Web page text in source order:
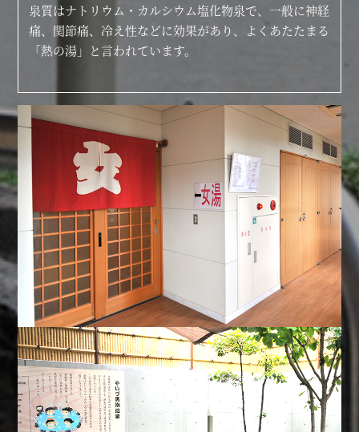
泉質はナトリウム・カルシウム塩化物泉で、一般に神経
痛、関節痛、冷え性などに効果があり、よくあたたまる
「熱の湯」と言われています。